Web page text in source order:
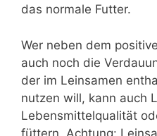
das normale Futter.
Wer neben dem
auch noch die
der im Leinsamen
nutzen will, kann auch
Lebensmittelqualität
füttern. Achtung: